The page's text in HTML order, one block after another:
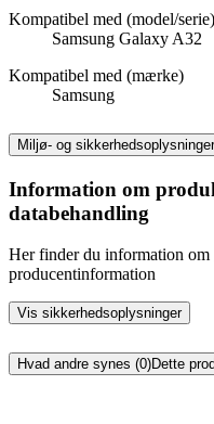
Kompatibel med (model/serie)
Samsung Galaxy A32
Kompatibel med (mærke)
Samsung
Miljø- og sikkerhedsoplysninger
Information om
databehandling
Her finder du information
producentinformation
Vis sikkerhedsoplysninger
Hvad andre synes (0)Dette